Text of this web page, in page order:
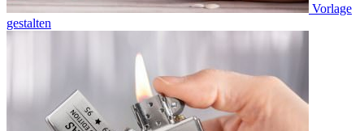
Vorlage
gestalten